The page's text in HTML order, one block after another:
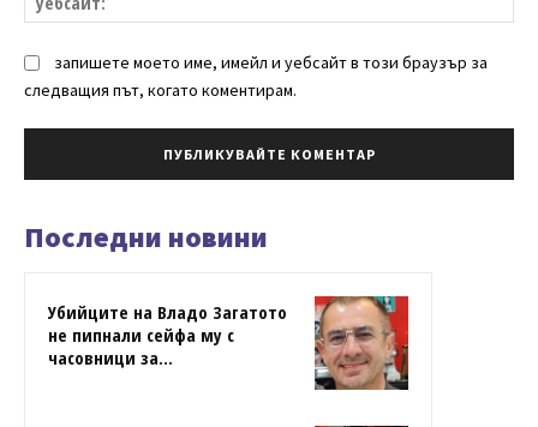
запишете моето име, имейл и уебсайт в този браузър за
следващия път, когато коментирам.
Последни новини
Убийците на Владо Загатото
не пипнали сейфа му с
часовници за...